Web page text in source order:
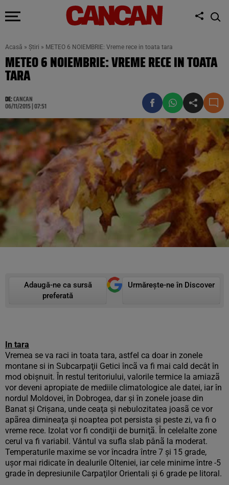
Acasă » Știri » METEO 6 NOIEMBRIE: Vreme rece in toata tara
METEO 6 NOIEMBRIE: VREME RECE IN TOATA
TARA
DE:CANCAN
06/11/2015 | 07:51
Adaugă-ne ca sursă
preferată
Urmărește-ne în Discover
In tara
Vremea se va raci in toata tara, astfel ca doar in zonele
montane si in Subcarpaţii Getici încã va fi mai cald decât în
mod obişnuit. În restul teritoriului, valorile termice la amiazã
vor deveni apropiate de mediile climatologice ale datei, iar în
nordul Moldovei, în Dobrogea, dar şi în zonele joase din
Banat şi Crişana, unde ceaţa şi nebulozitatea joasã ce vor
apãrea dimineaţa şi noaptea pot persista şi peste zi, va fi o
vreme rece. Izolat vor fi condiţii de burniţã. În celelalte zone
cerul va fi variabil. Vântul va sufla slab pânã la moderat.
Temperaturile maxime se vor încadra între 7 şi 15 grade,
uşor mai ridicate în dealurile Olteniei, iar cele minime între -5
grade în depresiunile Carpaţilor Orientali şi 6 grade pe litoral.